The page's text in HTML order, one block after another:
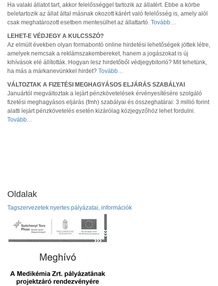
Ha valaki állatot tart, akkor felelősséggel tartozik az állatért. Ebbe a körbe
beletartozik az állat által másnak okozott kárért való felelősség is, amely alól
csak meghatározott esetben mentesülhet az állattartó. Tovább…
LEHET-E VÉDJEGY A KULCSSZÓ?
Az elmúlt években olyan formabontó online hirdetési lehetőségek jöttek létre,
amelyek nemcsak a reklámszakembereket, hanem a jogászokat is új
kihívások elé állították. Hogyan lesz hirdetőből védjegybitorló? Mit tehetünk,
ha más a márkanevünkkel hirdet? Tovább…
VÁLTOZTAK A FIZETÉSI MEGHAGYÁSOS ELJÁRÁS SZABÁLYAI
Januártól megváltoztak a lejárt pénzkövetelések érvényesítésére szolgáló
fizetési meghagyásos eljárás (fmh) szabályai és összeghatárai: 3 millió forint
alatti lejárt pénzkövetelés esetén kizárólag közjegyzőhöz lehet fordulni.
Tovább…
Oldalak
Tagszervezetek nyertes pályázatai, információk